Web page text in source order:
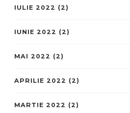
IULIE 2022 (2)
IUNIE 2022 (2)
MAI 2022 (2)
APRILIE 2022 (2)
MARTIE 2022 (2)